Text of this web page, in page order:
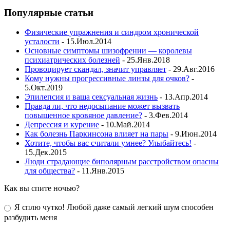
Популярные статьи
Физические упражнения и синдром хронической
усталости - 15.Июл.2014
Основные симптомы шизофрении — королевы
психиатрических болезней - 25.Янв.2018
Провоцирует скандал, значит управляет - 29.Авг.2016
Кому нужны прогрессивные линзы для очков? -
5.Окт.2019
Эпилепсия и ваша сексуальная жизнь - 13.Апр.2014
Правда ли, что недосыпание может вызвать
повышенное кровяное давление? - 3.Фев.2014
Депрессия и курение - 10.Май.2014
Как болезнь Паркинсона влияет на пары - 9.Июн.2014
Хотите, чтобы вас считали умнее? Улыбайтесь! -
15.Дек.2015
Люди страдающие биполярным расстройством опасны
для общества? - 11.Янв.2015
Как вы спите ночью?
Я сплю чутко! Любой даже самый легкий шум способен
разбудить меня